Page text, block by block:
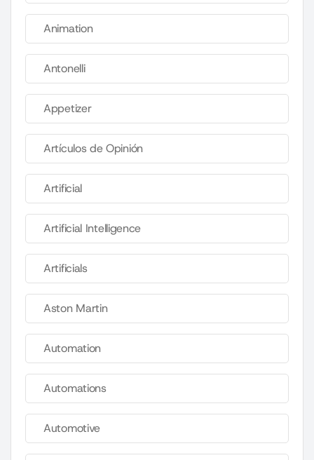
Animation
Antonelli
Appetizer
Artículos de Opinión
Artificial
Artificial Intelligence
Artificials
Aston Martin
Automation
Automations
Automotive